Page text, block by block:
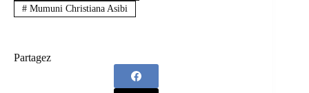
#Mumuni Christiana Asibi
Partagez